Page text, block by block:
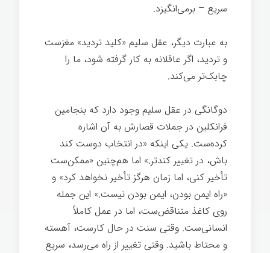
سریع – برمی‌انگیزد.
به عبارت دیگر، عقل سلیم «کلید تردید» مغزست
و تردید، اگر عاقلانه به کار گرفته شود، ما را
چابک‌تر می‌کند.
دوگانگی در عقل سلیم وجود دارد که بنجامین
فرانکلین در جملات قصارش به آن اشاره
کرده‌ست. یکی اینکه «در انتخاب دوست کند
باش، در تغییر کندتر.» اما هم‌چنین «ممکن‌ست
تأخیر کنی، اما زمان هرگز تأخیر نخواهد کرد» و
«راه ایمن بودن، ایمن بودن نیست.» این جمله
روی کاغذ متناقض‌ست، اما در عمل کاملاً
انسانی‌ست. وقتی سنت در حال کارست، آهسته
و محتاط باشید. وقتی تغییر از راه می‌رسد، سریع